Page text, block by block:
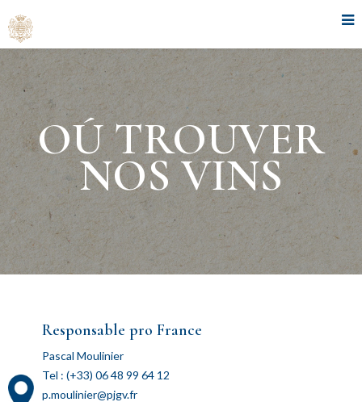
OÚ TROUVER
NOS VINS
Responsable pro France
Pascal Moulinier
Tel : (+33) 06 48 99 64 12
p.moulinier@pjgv.fr